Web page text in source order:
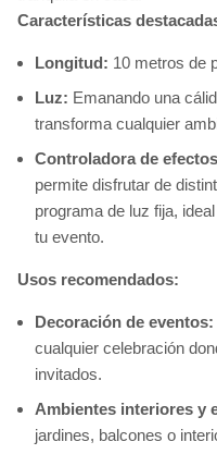
Características
Longitud: 10 metros de
Luz: Emanando una
transforma cualquier
Controladora de
permite disfrutar de
programa de luz fija,
tu evento.
Usos recomendados:
Decoración de eventos:
cualquier celebración
invitados.
Ambientes interiores y
jardines, balcones o